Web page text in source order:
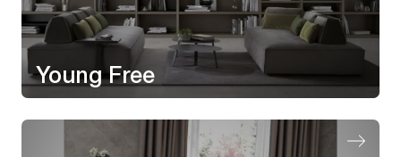
Young Free